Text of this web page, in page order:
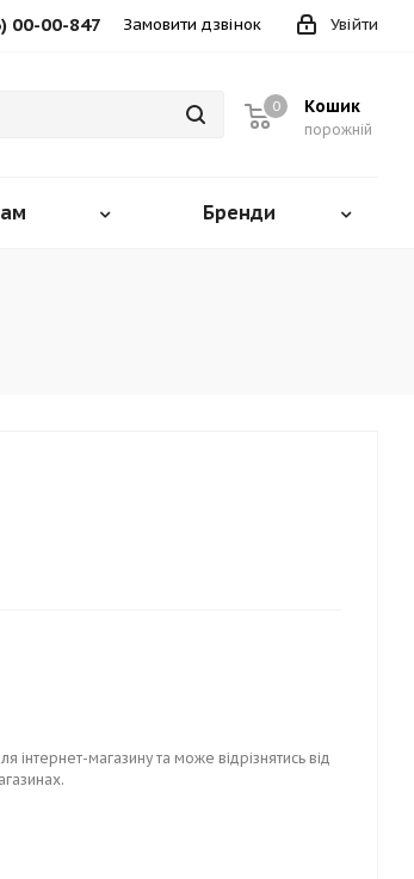
Увійти
00-00-847 Замовити дзвінок
Кошик
порожній
0
Бренди
інтернет-магазину та може відрізнятись від